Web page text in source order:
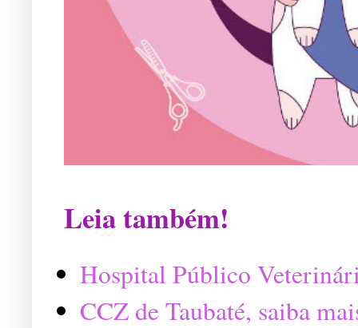
Leia também!
Hospital Público
CCZ de Taubaté, saiba